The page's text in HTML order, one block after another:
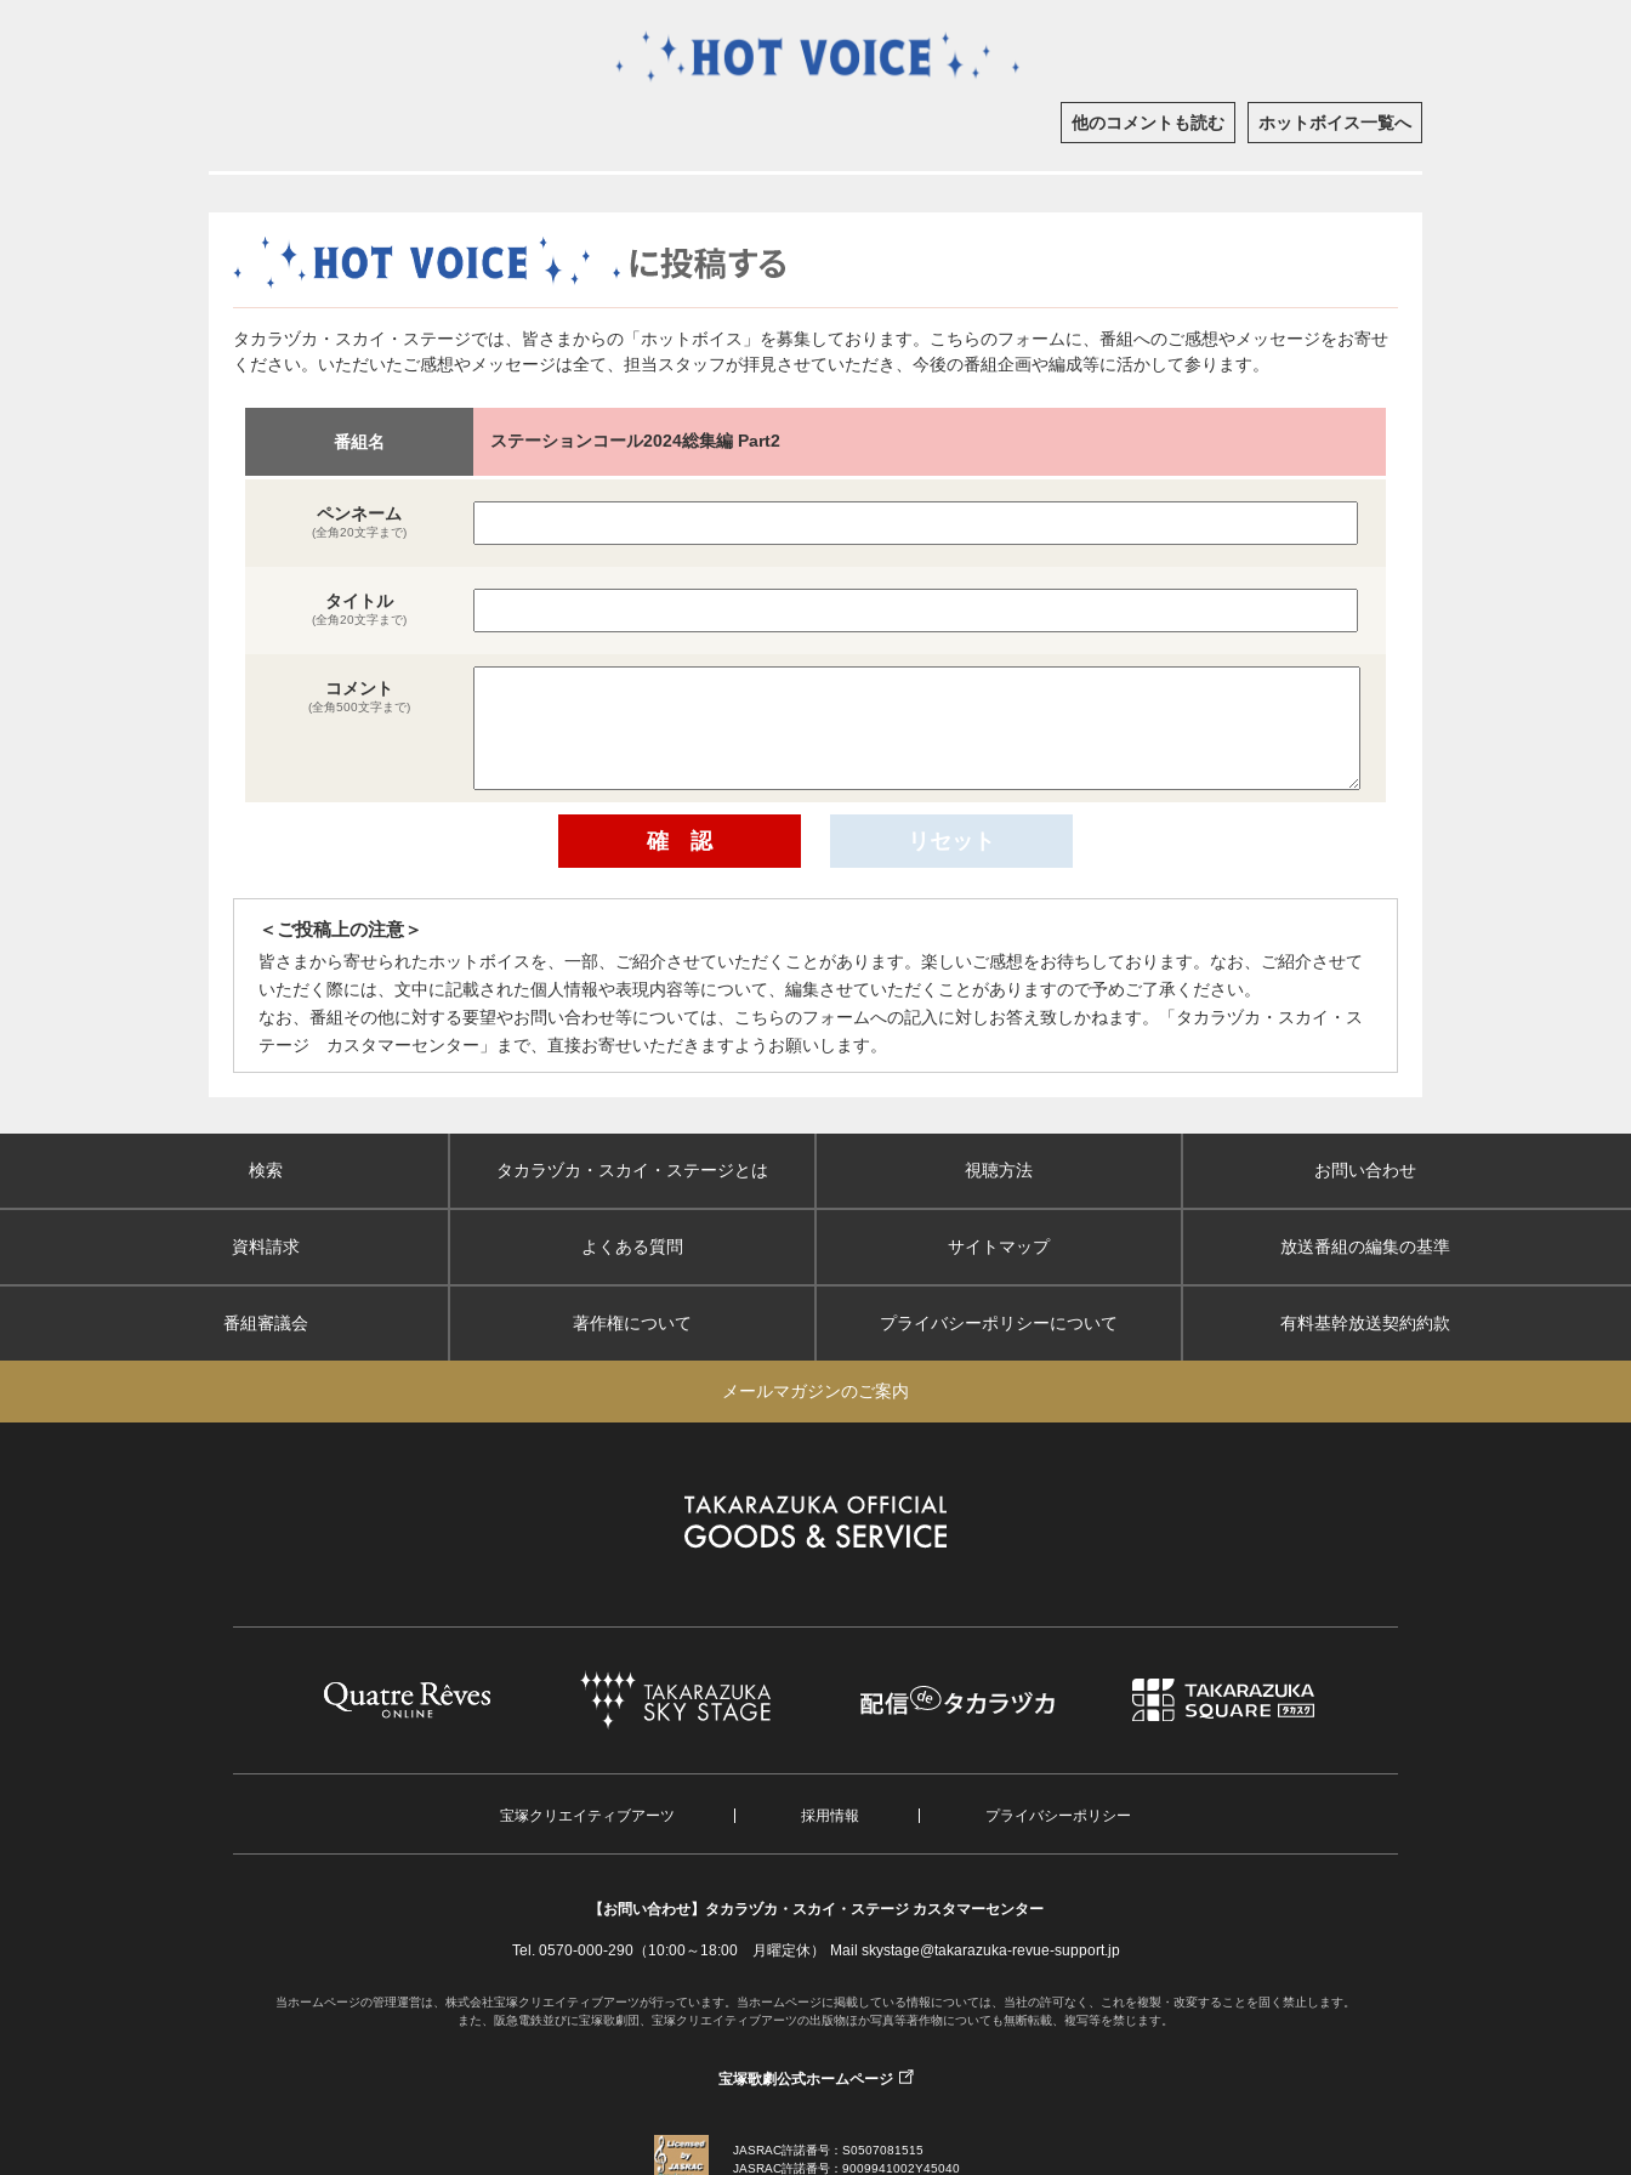
他のコメントも読む ホットボイス一覧へ
タカラヅカ・スカイ・ステージでは、皆さまからの「ホットボイス」を募集しております。こちらのフォームに、番組へのご感想やメッセージをお寄せ
ください。いただいたご感想やメッセージは全て、担当スタッフが拝見させていただき、今後の番組企画や編成等に活かして参ります。
番組名 ステーションコール2024総集編 Part2
ペンネーム
(全角20文字まで)
タイトル
(全角20文字まで)
コメント
(全角500文字まで)
＜ご投稿上の注意＞
皆さまから寄せられたホットボイスを、一部、ご紹介させていただくことがあります。楽しいご感想をお待ちしております。なお、ご紹介させて
いただく際には、文中に記載された個人情報や表現内容等について、編集させていただくことがありますので予めご了承ください。
なお、番組その他に対する要望やお問い合わせ等については、こちらのフォームへの記入に対しお答え致しかねます。「タカラヅカ・スカイ・ス
テージ カスタマーセンター」まで、直接お寄せいただきますようお願いします。
検索 タカラヅカ・スカイ ・ステージとは 視聴方法 お問い合わせ
資料請求 よくある質問 サイトマップ 放送番組の編集の基準
番組審議会 著作権について プライバシーポリシーについて 有料基幹放送契約約款
メールマガジンのご案内
宝塚クリエイティブアーツ 採用情報 プライバシーポリシー
【お問い合わせ】 タカラヅカ・スカイ・ステージ カスタマーセンター
Tel. 0570-000-290（10:00～18:00 月曜定休） Mail skystage@takarazuka-revue-support.jp
当ホームページの管理運営は、株式会社宝塚クリエイティブアーツが行っています。当ホームページに掲載している情報については、当社の許可なく、これを複製・改変することを固く禁止します。
また、阪急電鉄並びに宝塚歌劇団、宝塚クリエイティブアーツの出版物ほか写真等著作物についても無断転載、複写等を禁じます。
宝塚歌劇公式ホームページ
JASRAC許諾番号：S0507081515
JASRAC許諾番号：9009941002Y45040